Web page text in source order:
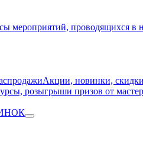
мероприятий, проводящихся в
Акции, новинки,
розыгрыши призов от